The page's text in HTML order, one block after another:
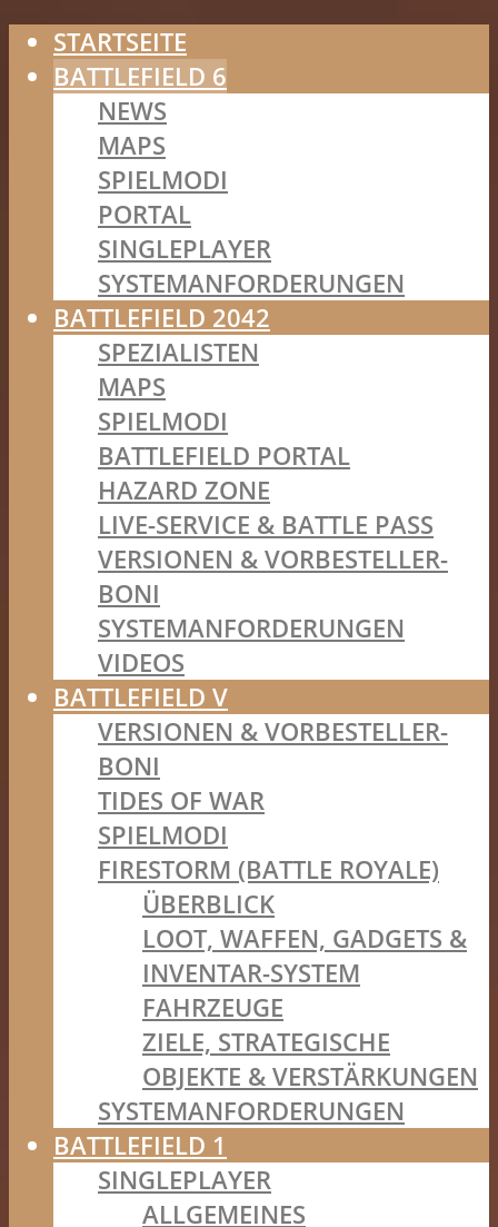
STARTSEITE
BATTLEFIELD 6
NEWS
MAPS
SPIELMODI
PORTAL
SINGLEPLAYER
SYSTEMANFORDERUNGEN
BATTLEFIELD 2042
SPEZIALISTEN
MAPS
SPIELMODI
BATTLEFIELD PORTAL
HAZARD ZONE
LIVE-SERVICE & BATTLE PASS
VERSIONEN & VORBESTELLER-
BONI
SYSTEMANFORDERUNGEN
VIDEOS
BATTLEFIELD V
VERSIONEN & VORBESTELLER-
BONI
TIDES OF WAR
SPIELMODI
FIRESTORM (BATTLE ROYALE)
ÜBERBLICK
LOOT, WAFFEN, GADGETS &
INVENTAR-SYSTEM
FAHRZEUGE
ZIELE, STRATEGISCHE
OBJEKTE & VERSTÄRKUNGEN
SYSTEMANFORDERUNGEN
BATTLEFIELD 1
SINGLEPLAYER
ALLGEMEINES